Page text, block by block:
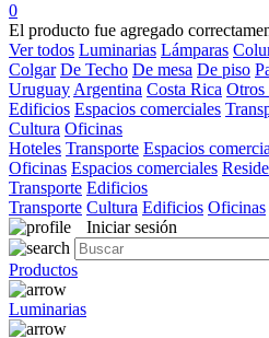
0
El producto fue agregado
Ver todos Luminarias Lámparas
Colgar De Techo De mesa De piso
Uruguay Argentina Costa Rica Otros
Edificios Espacios comerciales
Cultura Oficinas
Hoteles Transporte Espacios
Oficinas Espacios comerciales
Transporte Edificios
Transporte Cultura Edificios Oficinas
Iniciar sesión
Productos
Luminarias